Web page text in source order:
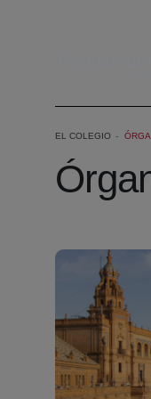
Saltar al contenido
EL COLEGIO